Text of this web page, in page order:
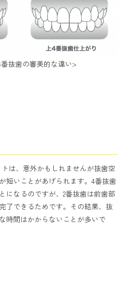
抜歯の審美的な違い>
は、意外かもしれませんが抜歯空
短いことがあげられます。4番抜歯
になるのですが、2番抜歯は前歯部
了できるためです。その結果、抜
時間はかからないことが多いで